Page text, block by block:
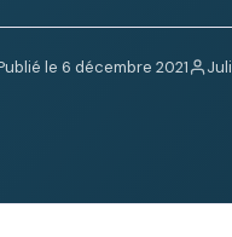
le 6 décembre 2021